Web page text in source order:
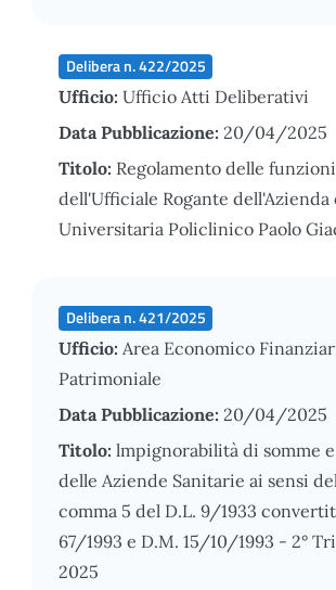
Delibera n. 422/2025
Ufficio: Ufficio Atti Deliberativi
Data Pubblicazione: 20/04/2025
Titolo: Regolamento delle funzioni
dell'Ufficiale Rogante dell'Azienda
Universitaria Policlinico Paolo
Delibera n. 421/2025
Ufficio: Area Economico
Patrimoniale
Data Pubblicazione: 20/04/2025
Titolo: lmpignorabilità di somme
delle Aziende Sanitarie ai sensi
comma 5 del D.L. 9/1933
67/1993 e D.M. 15/10/1993 - 2°
2025